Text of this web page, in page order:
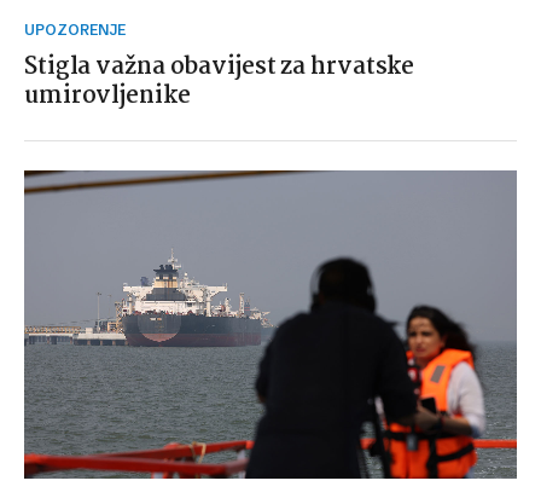
UPOZORENJE
Stigla važna obavijest za hrvatske
umirovljenike